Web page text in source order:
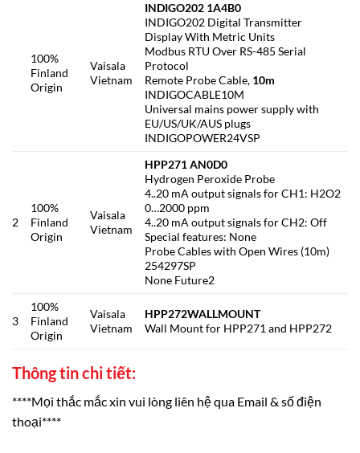
100%
Finland
Origin
Vaisala
Vietnam
INDIGO202 1A4B0
INDIGO202 Digital Transmitter
Display With Metric Units
Modbus RTU Over RS-485 Serial
Protocol
Remote Probe Cable, 10m
INDIGOCABLE10M
Universal mains power supply with
EU/US/UK/AUS plugs
INDIGOPOWER24VSP
2
100%
Finland
Origin
Vaisala
Vietnam
HPP271 AN0D0
Hydrogen Peroxide Probe
4..20 mA output signals for CH1: H2O2
0…2000 ppm
4..20 mA output signals for CH2: Off
Special features: None
Probe Cables with Open Wires (10m)
254297SP
None Future2
3
100%
Finland
Origin
Vaisala
Vietnam
HPP272WALLMOUNT
Wall Mount for HPP271 and HPP272
Thông tin chi tiết:
****Mọi thắc mắc xin vui lòng liên hệ qua Email & số điện
thoại****